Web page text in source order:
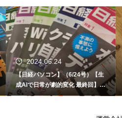
2024.06.24
【日経パソコン】（6/24号）【生
成AIで日常が劇的変化 最終回】 A
I時代のアプリケーション／サービ